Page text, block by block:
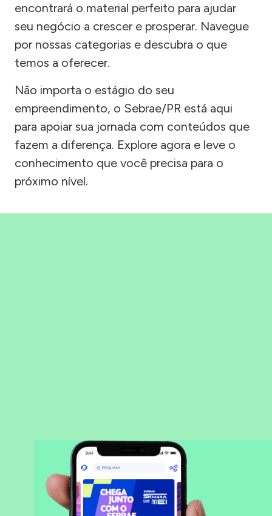
encontrará o material perfeito para ajudar
seu negócio a crescer e prosperar. Navegue
por nossas categorias e descubra o que
temos a oferecer.
Não importa o estágio do seu
empreendimento, o Sebrae/PR está aqui
para apoiar sua jornada com conteúdos que
fazem a diferença. Explore agora e leve o
conhecimento que você precisa para o
próximo nível.